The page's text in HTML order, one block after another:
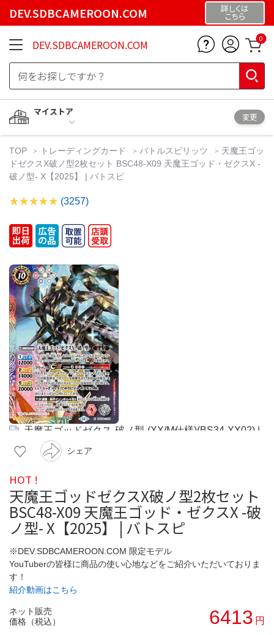
DEV.SDBCAMEROON.COM 詳しくは
こちら
DEV.SDBCAMEROON.COM 0
マイストア
変更
TOP トレーディングカード バトルスピリッツ
天魔王ゴッ
ドゼクスX破ノ型2枚セット BSC48-X09 天魔王ゴッド・ゼクスX -
破ノ型- X【2025】 | バトスピ
(3257)
シェア
HOT !
天魔王ゴッドゼクスX破ノ型2枚セット
BSC48-X09 天魔王ゴッド・ゼクスX -破
ノ型- X【2025】 | バトスピ
※DEV.SDBCAMEROON.COM 限定モデル
YouTuberの皆様に商品の使い心地などをご紹介いただいておりま
す！
紹介動画はこちら
ネット販売
価格（税込）
6413 円